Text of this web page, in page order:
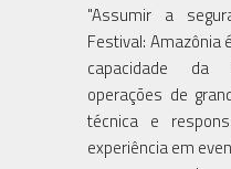
"Assumir a
Festival: Amazônia
capacidade da
operações de
técnica e
experiência em